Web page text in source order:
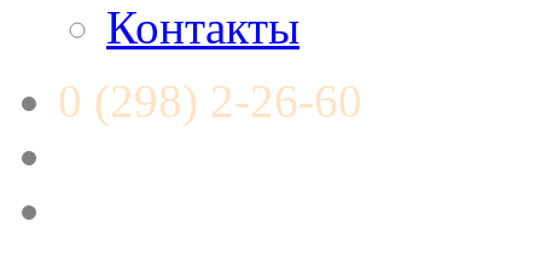
Контакты
0 (298) 2-26-60